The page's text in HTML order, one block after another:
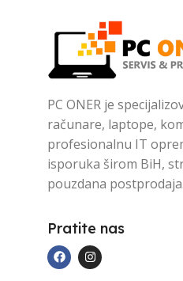
PC ONER je
računare, laptope,
profesionalnu IT
isporuka širom BiH,
pouzdana postprodaja.
Pratite nas